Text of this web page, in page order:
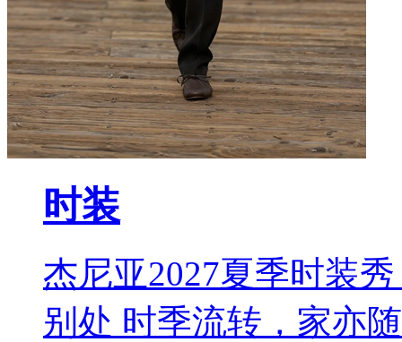
时装
杰尼亚2027夏季时装
别处 时季流转，家亦